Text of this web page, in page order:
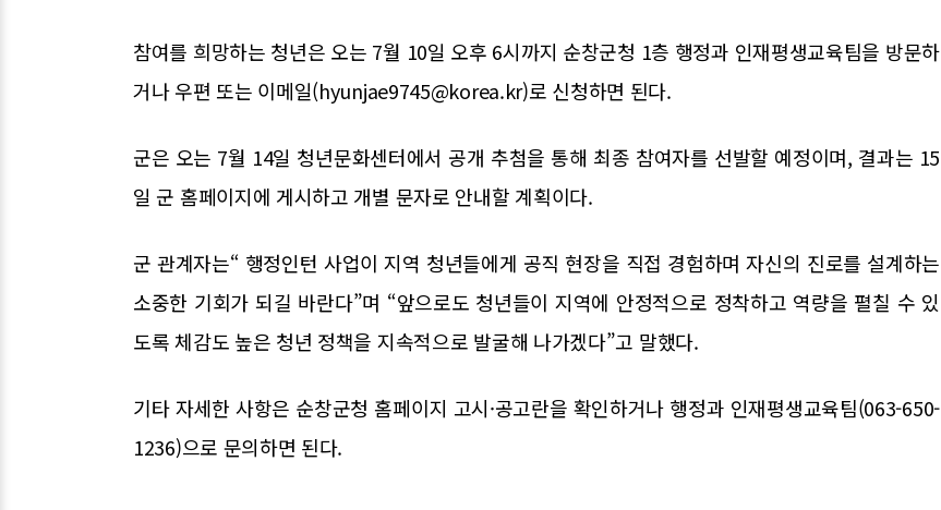
참여를 희망하는 청년은 오는 7월 10일 오후 6시까지 순창군청 1층 행정과 인재평생교육팀을 방문하
거나 우편 또는 이메일(hyunjae9745@korea.kr)로 신청하면 된다.
군은 오는 7월 14일 청년문화센터에서 공개 추첨을 통해 최종 참여자를 선발할 예정이며, 결과는 15
일 군 홈페이지에 게시하고 개별 문자로 안내할 계획이다.
군 관계자는“ 행정인턴 사업이 지역 청년들에게 공직 현장을 직접 경험하며 자신의 진로를 설계하는
소중한 기회가 되길 바란다”며 “앞으로도 청년들이 지역에 안정적으로 정착하고 역량을 펼칠 수 있
도록 체감도 높은 청년 정책을 지속적으로 발굴해 나가겠다”고 말했다.
기타 자세한 사항은 순창군청 홈페이지 고시·공고란을 확인하거나 행정과 인재평생교육팀(063-650-
1236)으로 문의하면 된다.